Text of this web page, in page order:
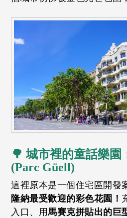
🌳 城市裡的童話樂園
(Parc Güell)
這裡原本是一個住宅區開發
隆納最受歡迎的彩色花園！
入口、用馬賽克拼貼出的巨